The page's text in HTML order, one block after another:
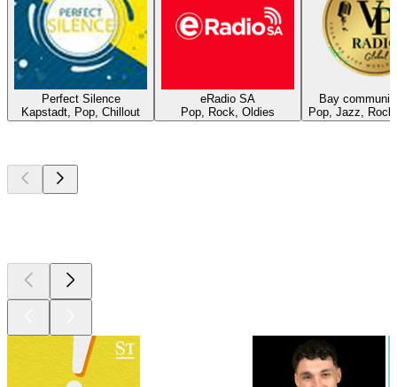
Perfect Silence
Kapstadt, Pop, Chillout
eRadio SA
Pop, Rock, Oldies
Bay
Pop, Jazz,